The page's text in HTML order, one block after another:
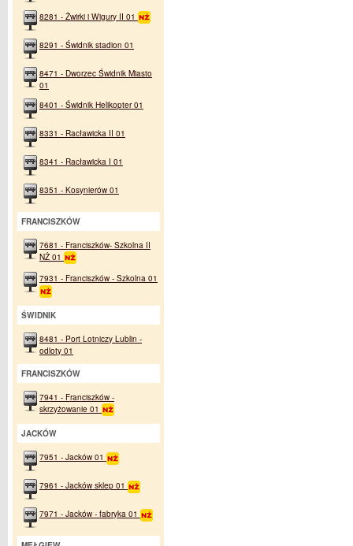
8281 - Żwirki i Wigury II 01
8291 - Świdnik stadion 01
8471 - Dworzec Świdnik Miasto
01
8401 - Świdnik Helikopter 01
8331 - Racławicka II 01
8341 - Racławicka I 01
8351 - Kosynierów 01
FRANCISZKÓW
7681 - Franciszków- Szkolna II
NŻ 01
7931 - Franciszków - Szkolna 01
ŚWIDNIK
8481 - Port Lotniczy Lublin -
odloty 01
FRANCISZKÓW
7941 - Franciszków -
skrzyżowanie 01
JACKÓW
7951 - Jacków 01
7961 - Jacków sklep 01
7971 - Jacków - fabryka 01